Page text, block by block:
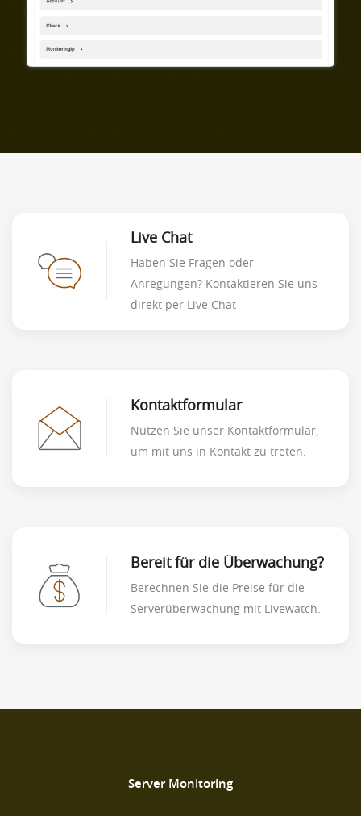
Live Chat
Haben Sie Fragen oder
Anregungen? Kontaktieren Sie uns
direkt per Live Chat
Kontaktformular
Nutzen Sie unser Kontaktformular,
um mit uns in Kontakt zu treten.
Bereit für die Überwachung?
Berechnen Sie die Preise für die
Serverüberwachung mit Livewatch.
Server Monitoring